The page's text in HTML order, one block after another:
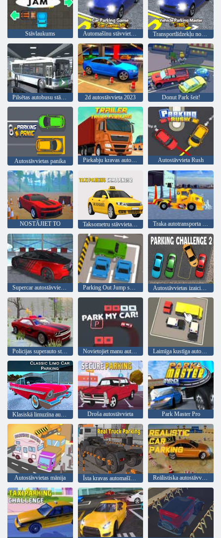
Stāvlaukums Automašīnu stāvvietas spēle: Car Game 3D Transportlīdzekļu novietošanas meistars 3D
2d autostāvvieta 2023 Donut Park šeit!
Autostāvvietas panika Piekabju kravas automašīnu stāvvieta Autostāvvieta Rush
NOSTĀJIET TO Taksometru stāvvietas izaicinājums 2 Traka autotransporta kravas automašīna
Parking Out Jump spēle Autostāvvietas izaicinājums 2
Novietojiet manu automašīnu!
Klasiskā limuzīna autostāvvieta Droša autostāvvieta Park Master Pro
Autostāvvietas mānija Īsta kravas automašīnu stāvvieta Reālistiska autostāvvieta